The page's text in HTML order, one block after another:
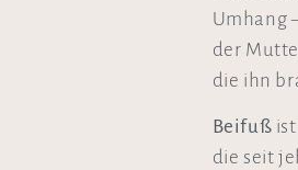
Umhang
der
die ihn
Beifuß
die seit